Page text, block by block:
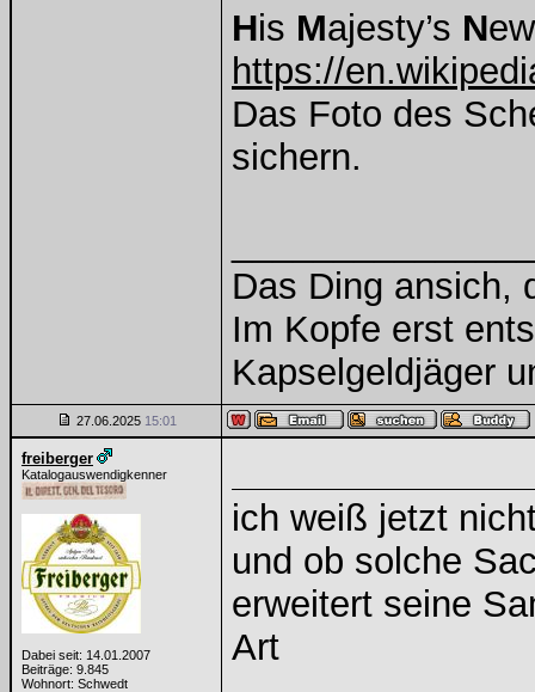
His Majesty’s N
https://
Das Foto des
sichern.
Das Ding ansich,
Im Kopfe erst
Kapselgeldjäger
27.06.2025 15:01
freiberger
Katalogauswendigkenner
Dabei seit: 14.01.2007
Beiträge: 9.845
Wohnort: Schwedt
ich weiß jetzt
und ob solche
erweitert seine
Art